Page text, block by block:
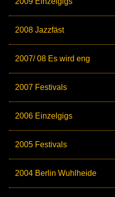
2008 Jazzfäst
2007/ 08 Es wird eng
2007 Festivals
2006 Einzelgigs
2005 Festivals
2004 Berlin Wuhlheide